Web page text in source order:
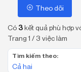
Theo dõi
Có3kết quả phù hợp
Trang 1 / 3 việc làm
Tìm kiếm theo:
Cả hai